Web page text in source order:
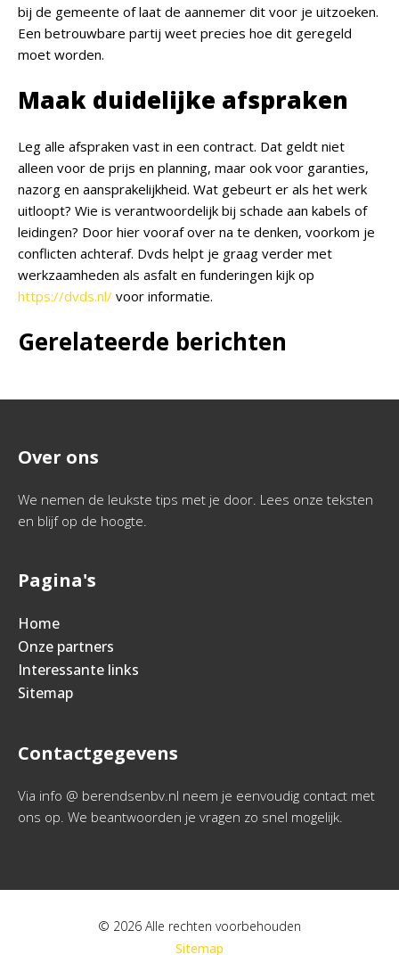
bij de gemeente of laat de aannemer dit voor je uitzoeken.
Een betrouwbare partij weet precies hoe dit geregeld
moet worden.
Maak duidelijke afspraken
Leg alle afspraken vast in een contract. Dat geldt niet
alleen voor de prijs en planning, maar ook voor garanties,
nazorg en aansprakelijkheid. Wat gebeurt er als het werk
uitloopt? Wie is verantwoordelijk bij schade aan kabels of
leidingen? Door hier vooraf over na te denken, voorkom je
conflicten achteraf. Dvds helpt je graag verder met
werkzaamheden als asfalt en funderingen kijk op
https://dvds.nl/ voor informatie.
Gerelateerde berichten
Over ons
We nemen de leukste tips met je door. Lees onze teksten
en blijf op de hoogte.
Pagina's
Home
Onze partners
Interessante links
Sitemap
Contactgegevens
Via info @ berendsenbv.nl neem je eenvoudig contact met
ons op. We beantwoorden je vragen zo snel mogelijk.
© 2026 Alle rechten voorbehouden
Sitemap